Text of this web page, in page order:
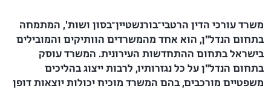
משרד עורכי הדין הרטבי־בורנשטיין־בסון ושות', המתמחה
בתחום הנדל"ן, הוא אחד מהמשרדים הוותיקים והמובילים
בישראל בתחום ההתחדשות העירונית. המשרד עוסק
בתחום הנדל"ן על כל נגזרותיו, לרבות ייצוג בהליכים
משפטיים מורכבים, בהם המשרד מוכיח יכולות יוצאות דופן